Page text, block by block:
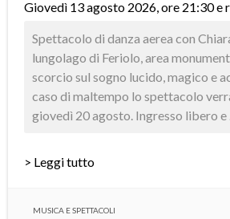
Giovedì 13 agosto 2026, ore 21:30 e
Spettacolo di danza aerea con
lungolago di Feriolo, area
scorcio sul sogno lucido, magico e
caso di maltempo lo spettacolo
giovedì 20 agosto. Ingresso libero e
> Leggi tutto
MUSICA E SPETTACOLI